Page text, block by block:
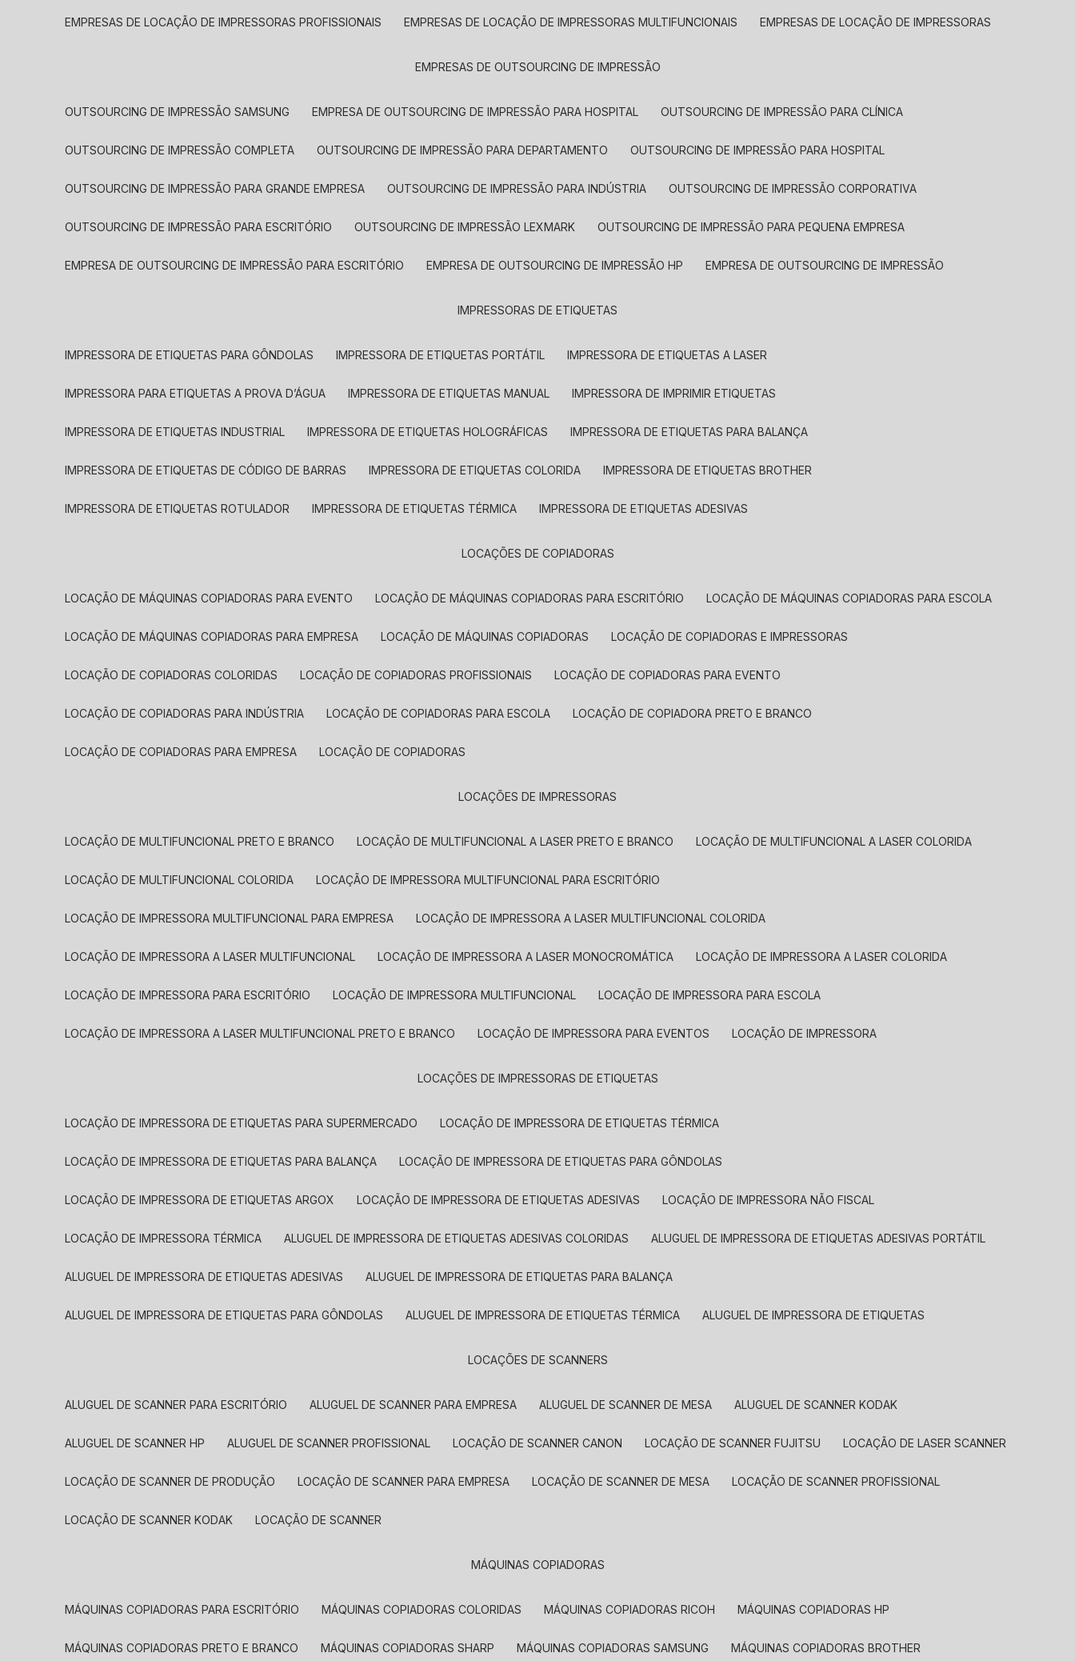
EMPRESAS DE LOCAÇÃO DE IMPRESSORAS PROFISSIONAIS EMPRESAS DE LOCAÇÃO DE IMPRESSORAS MULTIFUNCIONAIS EMPRESAS DE LOCAÇÃO DE IMPRESSORAS
EMPRESAS DE OUTSOURCING DE IMPRESSÃO
OUTSOURCING DE IMPRESSÃO SAMSUNG EMPRESA DE OUTSOURCING DE IMPRESSÃO PARA HOSPITAL OUTSOURCING DE IMPRESSÃO PARA CLÍNICA
OUTSOURCING DE IMPRESSÃO COMPLETA OUTSOURCING DE IMPRESSÃO PARA DEPARTAMENTO OUTSOURCING DE IMPRESSÃO PARA HOSPITAL
OUTSOURCING DE IMPRESSÃO PARA GRANDE EMPRESA OUTSOURCING DE IMPRESSÃO PARA INDÚSTRIA OUTSOURCING DE IMPRESSÃO CORPORATIVA
OUTSOURCING DE IMPRESSÃO PARA ESCRITÓRIO OUTSOURCING DE IMPRESSÃO LEXMARK OUTSOURCING DE IMPRESSÃO PARA PEQUENA EMPRESA
EMPRESA DE OUTSOURCING DE IMPRESSÃO PARA ESCRITÓRIO EMPRESA DE OUTSOURCING DE IMPRESSÃO HP EMPRESA DE OUTSOURCING DE IMPRESSÃO
IMPRESSORAS DE ETIQUETAS
IMPRESSORA DE ETIQUETAS PARA GÔNDOLAS IMPRESSORA DE ETIQUETAS PORTÁTIL IMPRESSORA DE ETIQUETAS A LASER
IMPRESSORA PARA ETIQUETAS A PROVA D’ÁGUA IMPRESSORA DE ETIQUETAS MANUAL IMPRESSORA DE IMPRIMIR ETIQUETAS
IMPRESSORA DE ETIQUETAS INDUSTRIAL IMPRESSORA DE ETIQUETAS HOLOGRÁFICAS IMPRESSORA DE ETIQUETAS PARA BALANÇA
IMPRESSORA DE ETIQUETAS DE CÓDIGO DE BARRAS IMPRESSORA DE ETIQUETAS COLORIDA IMPRESSORA DE ETIQUETAS BROTHER
IMPRESSORA DE ETIQUETAS ROTULADOR IMPRESSORA DE ETIQUETAS TÉRMICA IMPRESSORA DE ETIQUETAS ADESIVAS
LOCAÇÕES DE COPIADORAS
LOCAÇÃO DE MÁQUINAS COPIADORAS PARA EVENTO LOCAÇÃO DE MÁQUINAS COPIADORAS PARA ESCRITÓRIO LOCAÇÃO DE MÁQUINAS COPIADORAS PARA ESCOLA
LOCAÇÃO DE MÁQUINAS COPIADORAS PARA EMPRESA LOCAÇÃO DE MÁQUINAS COPIADORAS LOCAÇÃO DE COPIADORAS E IMPRESSORAS
LOCAÇÃO DE COPIADORAS COLORIDAS LOCAÇÃO DE COPIADORAS PROFISSIONAIS LOCAÇÃO DE COPIADORAS PARA EVENTO
LOCAÇÃO DE COPIADORAS PARA INDÚSTRIA LOCAÇÃO DE COPIADORAS PARA ESCOLA LOCAÇÃO DE COPIADORA PRETO E BRANCO
LOCAÇÃO DE COPIADORAS PARA EMPRESA LOCAÇÃO DE COPIADORAS
LOCAÇÕES DE IMPRESSORAS
LOCAÇÃO DE MULTIFUNCIONAL PRETO E BRANCO LOCAÇÃO DE MULTIFUNCIONAL A LASER PRETO E BRANCO LOCAÇÃO DE MULTIFUNCIONAL A LASER COLORIDA
LOCAÇÃO DE MULTIFUNCIONAL COLORIDA LOCAÇÃO DE IMPRESSORA MULTIFUNCIONAL PARA ESCRITÓRIO
LOCAÇÃO DE IMPRESSORA MULTIFUNCIONAL PARA EMPRESA LOCAÇÃO DE IMPRESSORA A LASER MULTIFUNCIONAL COLORIDA
LOCAÇÃO DE IMPRESSORA A LASER MULTIFUNCIONAL LOCAÇÃO DE IMPRESSORA A LASER MONOCROMÁTICA LOCAÇÃO DE IMPRESSORA A LASER COLORIDA
LOCAÇÃO DE IMPRESSORA PARA ESCRITÓRIO LOCAÇÃO DE IMPRESSORA MULTIFUNCIONAL LOCAÇÃO DE IMPRESSORA PARA ESCOLA
LOCAÇÃO DE IMPRESSORA A LASER MULTIFUNCIONAL PRETO E BRANCO LOCAÇÃO DE IMPRESSORA PARA EVENTOS LOCAÇÃO DE IMPRESSORA
LOCAÇÕES DE IMPRESSORAS DE ETIQUETAS
LOCAÇÃO DE IMPRESSORA DE ETIQUETAS PARA SUPERMERCADO LOCAÇÃO DE IMPRESSORA DE ETIQUETAS TÉRMICA
LOCAÇÃO DE IMPRESSORA DE ETIQUETAS PARA BALANÇA LOCAÇÃO DE IMPRESSORA DE ETIQUETAS PARA GÔNDOLAS
LOCAÇÃO DE IMPRESSORA DE ETIQUETAS ARGOX LOCAÇÃO DE IMPRESSORA DE ETIQUETAS ADESIVAS LOCAÇÃO DE IMPRESSORA NÃO FISCAL
LOCAÇÃO DE IMPRESSORA TÉRMICA ALUGUEL DE IMPRESSORA DE ETIQUETAS ADESIVAS COLORIDAS ALUGUEL DE IMPRESSORA DE ETIQUETAS ADESIVAS PORTÁTIL
ALUGUEL DE IMPRESSORA DE ETIQUETAS ADESIVAS ALUGUEL DE IMPRESSORA DE ETIQUETAS PARA BALANÇA
ALUGUEL DE IMPRESSORA DE ETIQUETAS PARA GÔNDOLAS ALUGUEL DE IMPRESSORA DE ETIQUETAS TÉRMICA ALUGUEL DE IMPRESSORA DE ETIQUETAS
LOCAÇÕES DE SCANNERS
ALUGUEL DE SCANNER PARA ESCRITÓRIO ALUGUEL DE SCANNER PARA EMPRESA ALUGUEL DE SCANNER DE MESA ALUGUEL DE SCANNER KODAK
ALUGUEL DE SCANNER HP ALUGUEL DE SCANNER PROFISSIONAL LOCAÇÃO DE SCANNER CANON LOCAÇÃO DE SCANNER FUJITSU LOCAÇÃO DE LASER SCANNER
LOCAÇÃO DE SCANNER DE PRODUÇÃO LOCAÇÃO DE SCANNER PARA EMPRESA LOCAÇÃO DE SCANNER DE MESA LOCAÇÃO DE SCANNER PROFISSIONAL
LOCAÇÃO DE SCANNER KODAK LOCAÇÃO DE SCANNER
MÁQUINAS COPIADORAS
MÁQUINAS COPIADORAS PARA ESCRITÓRIO MÁQUINAS COPIADORAS COLORIDAS MÁQUINAS COPIADORAS RICOH MÁQUINAS COPIADORAS HP
MÁQUINAS COPIADORAS PRETO E BRANCO MÁQUINAS COPIADORAS SHARP MÁQUINAS COPIADORAS SAMSUNG MÁQUINAS COPIADORAS BROTHER